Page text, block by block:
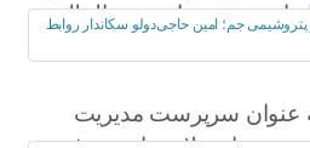
عمومی و امور بین‌الملل
عنوان سرپرست مدیریت